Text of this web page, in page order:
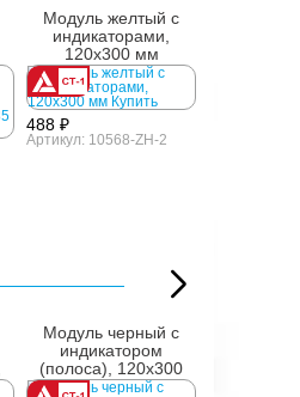
Модуль желтый с
индикаторами,
120x300 мм
488 ₽
Артикул: 10568-ZH-2
Модуль черный с
индикатором
(полоса), 120x300
мм